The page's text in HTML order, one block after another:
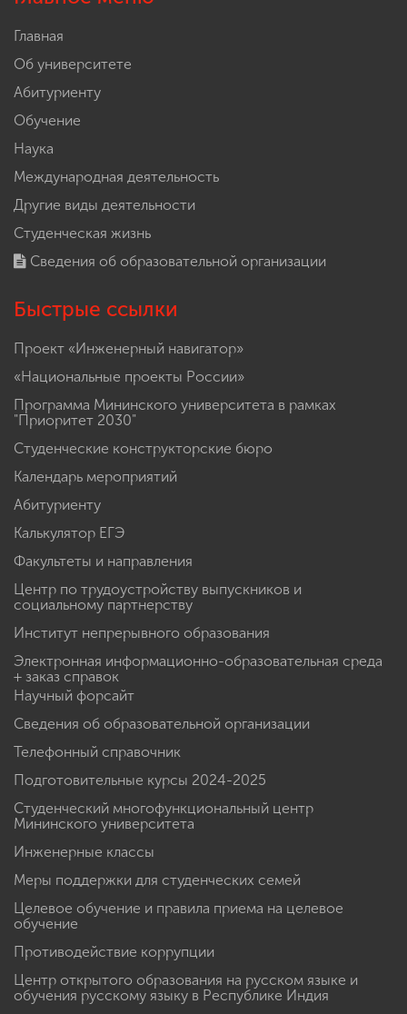
Главная
Об университете
Абитуриенту
Обучение
Наука
Международная деятельность
Другие виды деятельности
Студенческая жизнь
Сведения об образовательной организации
Быстрые ссылки
Проект «Инженерный навигатор»
«Национальные проекты России»
Программа Мининского университета в рамках
"Приоритет 2030"
Студенческие конструкторские бюро
Календарь мероприятий
Абитуриенту
Калькулятор ЕГЭ
Факультеты и направления
Центр по трудоустройству выпускников и
социальному партнерству
Институт непрерывного образования
Электронная информационно-образовательная среда
+ заказ справок
Научный форсайт
Сведения об образовательной организации
Телефонный справочник
Подготовительные курсы 2024-2025
Студенческий многофункциональный центр
Мининского университета
Инженерные классы
Меры поддержки для студенческих семей
Целевое обучение и правила приема на целевое
обучение
Противодействие коррупции
Центр открытого образования на русском языке и
обучения русскому языку в Республике Индия